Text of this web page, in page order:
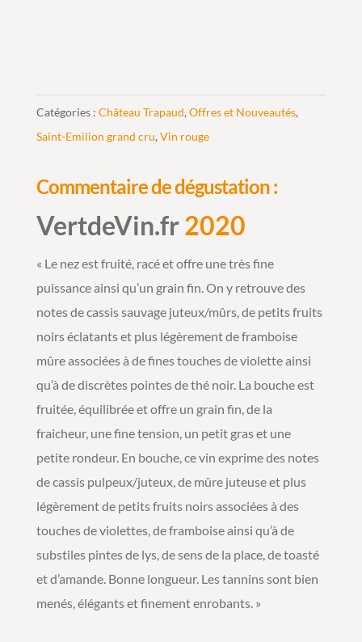
Catégories : Château Trapaud, Offres et Nouveautés,
Saint-Emilion grand cru, Vin rouge
Commentaire de dégustation :
VertdeVin.fr2020
« Le nez est fruité, racé et offre une très fine
puissance ainsi qu’un grain fin. On y retrouve des
notes de cassis sauvage juteux/mûrs, de petits fruits
noirs éclatants et plus légèrement de framboise
mûre associées à de fines touches de violette ainsi
qu’à de discrètes pointes de thé noir. La bouche est
fruitée, équilibrée et offre un grain fin, de la
fraicheur, une fine tension, un petit gras et une
petite rondeur. En bouche, ce vin exprime des notes
de cassis pulpeux/juteux, de mûre juteuse et plus
légèrement de petits fruits noirs associées à des
touches de violettes, de framboise ainsi qu’à de
substiles pintes de lys, de sens de la place, de toasté
et d’amande. Bonne longueur. Les tannins sont bien
menés, élégants et finement enrobants. »